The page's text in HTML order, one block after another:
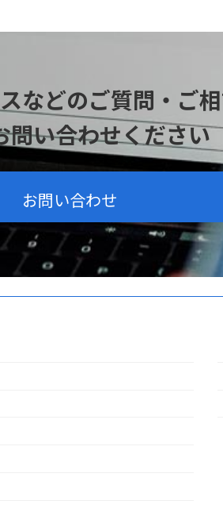
などのご質問・ご
問い合わせください
お問い合わせ